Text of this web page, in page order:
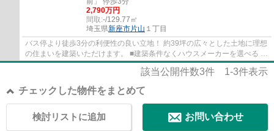
2,790万円
間取:-/129.77㎡
埼玉県新座市片山 １丁目
バス停より徒歩3分の利便性の良い立地！ 約39坪の広々とした土地に理想
の住まいを建築いただけます。 ■建築条件なくハウスメーカーを選べる ■
バス便充実し各方面へ好アクセス ■小学校...
該当公開件数3件 1-3件表示
チェックした物件をまとめて
お問い合わせ
検討リストに追加